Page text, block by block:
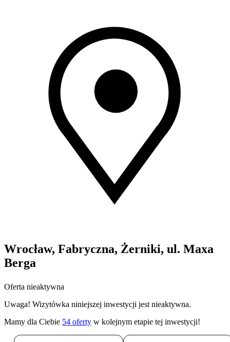
Wrocław, Fabryczna, Żerniki, ul. Maxa
Berga
Oferta nieaktywna
Uwaga! Wizytówka niniejszej inwestycji jest nieaktywna.
Mamy dla Ciebie 54 oferty w kolejnym etapie tej inwestycji!